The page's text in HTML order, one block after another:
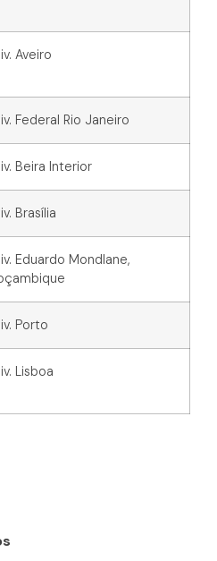
Aveiro
Federal Rio Janeiro
Beira Interior
Brasília
Eduardo Mondlane,
Porto
Lisboa